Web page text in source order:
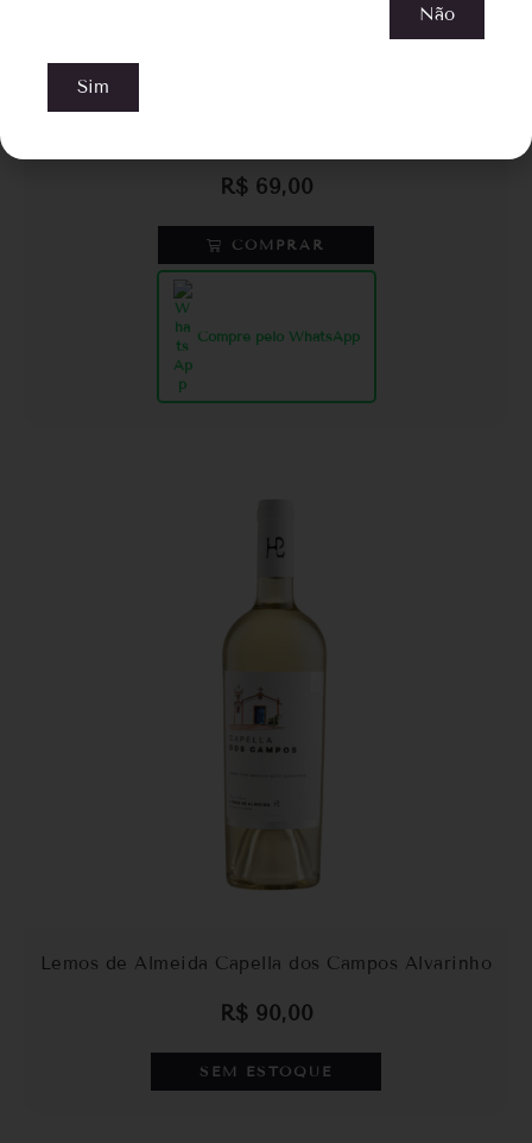
R$69,00
COMPRAR
Compre pelo WhatsApp
Lemos de Almeida Capella dos Campos Alvarinho
R$90,00
SEM ESTOQUE
Não
Sim